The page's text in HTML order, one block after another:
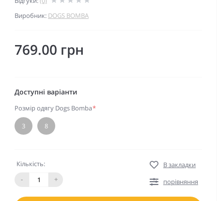
Виробник: DOGS BOMBA
769.00 грн
Доступні варіанти
Розмір одягу Dogs Bomba*
3 8
Кількість:
-
+
В закладки
порівняння